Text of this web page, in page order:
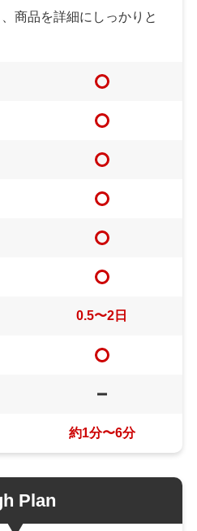
商品を詳細にしっかりと
0.5〜2日
約1分〜6分
Plan